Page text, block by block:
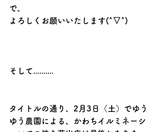
で、
よろしくお願いいたします(^▽^)
そして..........
タイトルの通り、2月3日（土）でゆう
ゆう農園による、かわちイルミネーシ